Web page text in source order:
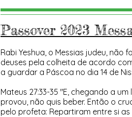
Passover 2023
Rabi Yeshua, o Messias judeu,
deuses pela colheita de acordo
a guardar a Páscoa no dia 14 de
Mateus 27:33-35 "E, chegando a
provou, não quis beber. Então o
pelo profeta: Repartiram entre si